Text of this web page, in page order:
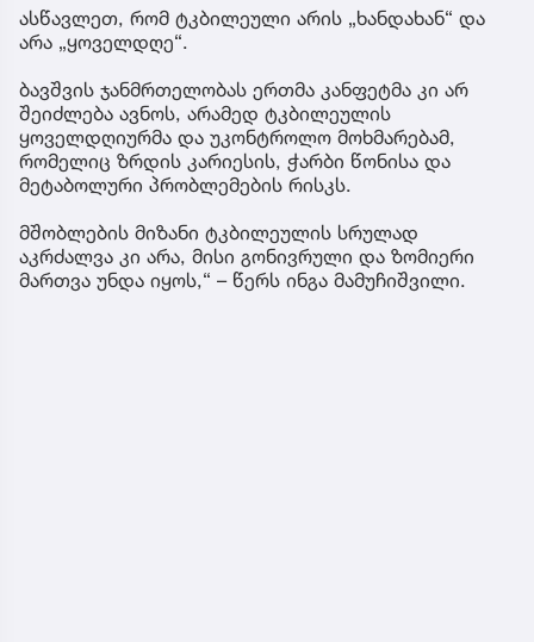
ასწავლეთ, რომ ტკბილეული არის „ხანდახან“ და
არა „ყოველდღე“.
ბავშვის ჯანმრთელობას ერთმა კანფეტმა კი არ
შეიძლება ავნოს, არამედ ტკბილეულის
ყოველდღიურმა და უკონტროლო მოხმარებამ,
რომელიც ზრდის კარიესის, ჭარბი წონისა და
მეტაბოლური პრობლემების რისკს.
მშობლების მიზანი ტკბილეულის სრულად
აკრძალვა კი არა, მისი გონივრული და ზომიერი
მართვა უნდა იყოს,“ – წერს ინგა მამუჩიშვილი.